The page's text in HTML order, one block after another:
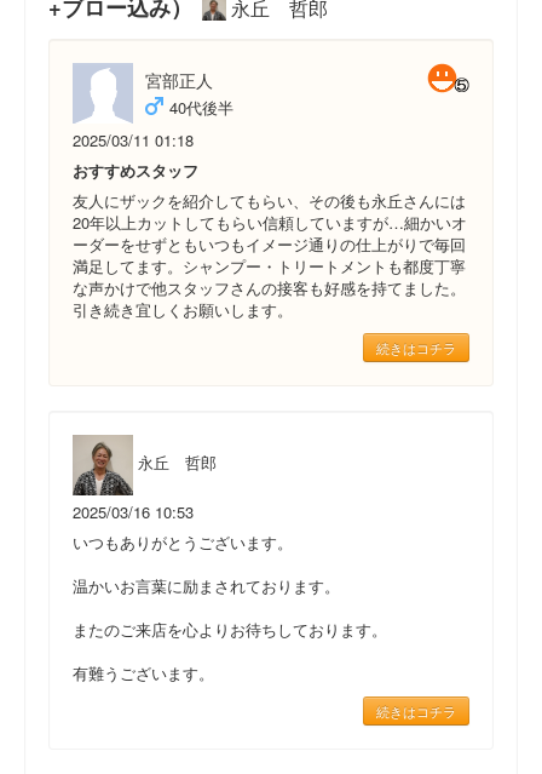
+ブロー込み） 永丘 哲郎
宮部正人
40代後半
2025/03/11 01:18
おすすめスタッフ
友人にザックを紹介してもらい、その後も永丘さんには
20年以上カットしてもらい信頼していますが…細かいオ
ーダーをせずともいつもイメージ通りの仕上がりで毎回
満足してます。シャンプー・トリートメントも都度丁寧
な声かけで他スタッフさんの接客も好感を持てました。
引き続き宜しくお願いします。
続きはコチラ
永丘 哲郎
2025/03/16 10:53
いつもありがとうございます。
温かいお言葉に励まされております。
またのご来店を心よりお待ちしております。
有難うございます。
続きはコチラ